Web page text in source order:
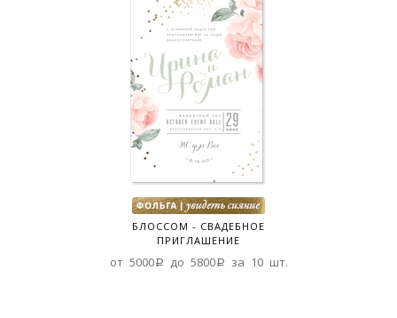
БЛОССОМ - СВАДЕБНОЕ
ПРИГЛАШЕНИЕ
от 5000a до 5800a за 10 шт.